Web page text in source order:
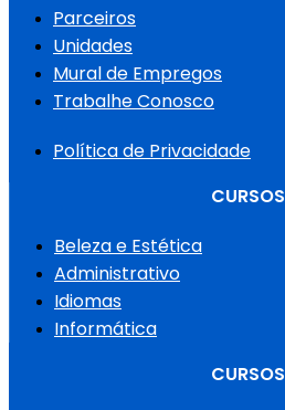
Parceiros
Unidades
Mural de Empregos
Trabalhe Conosco
Política de Privacidade
CURSOS
Beleza e Estética
Administrativo
Idiomas
Informática
CURSOS